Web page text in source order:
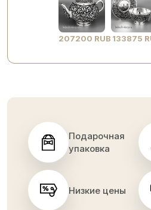
207200 RUB 133875
Подарочная
упаковка
Низкие цены